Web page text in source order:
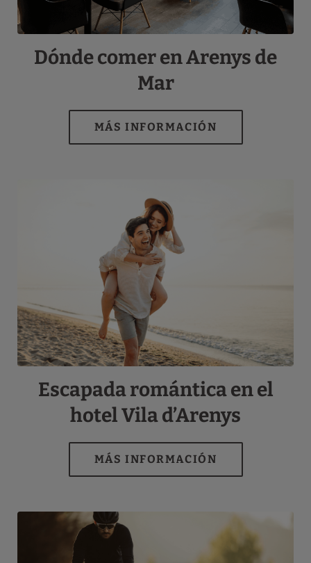
Dónde comer en Arenys de
Mar
Escapada romántica en el
hotel Vila d’Arenys